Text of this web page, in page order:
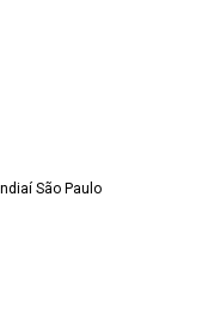
São Paulo